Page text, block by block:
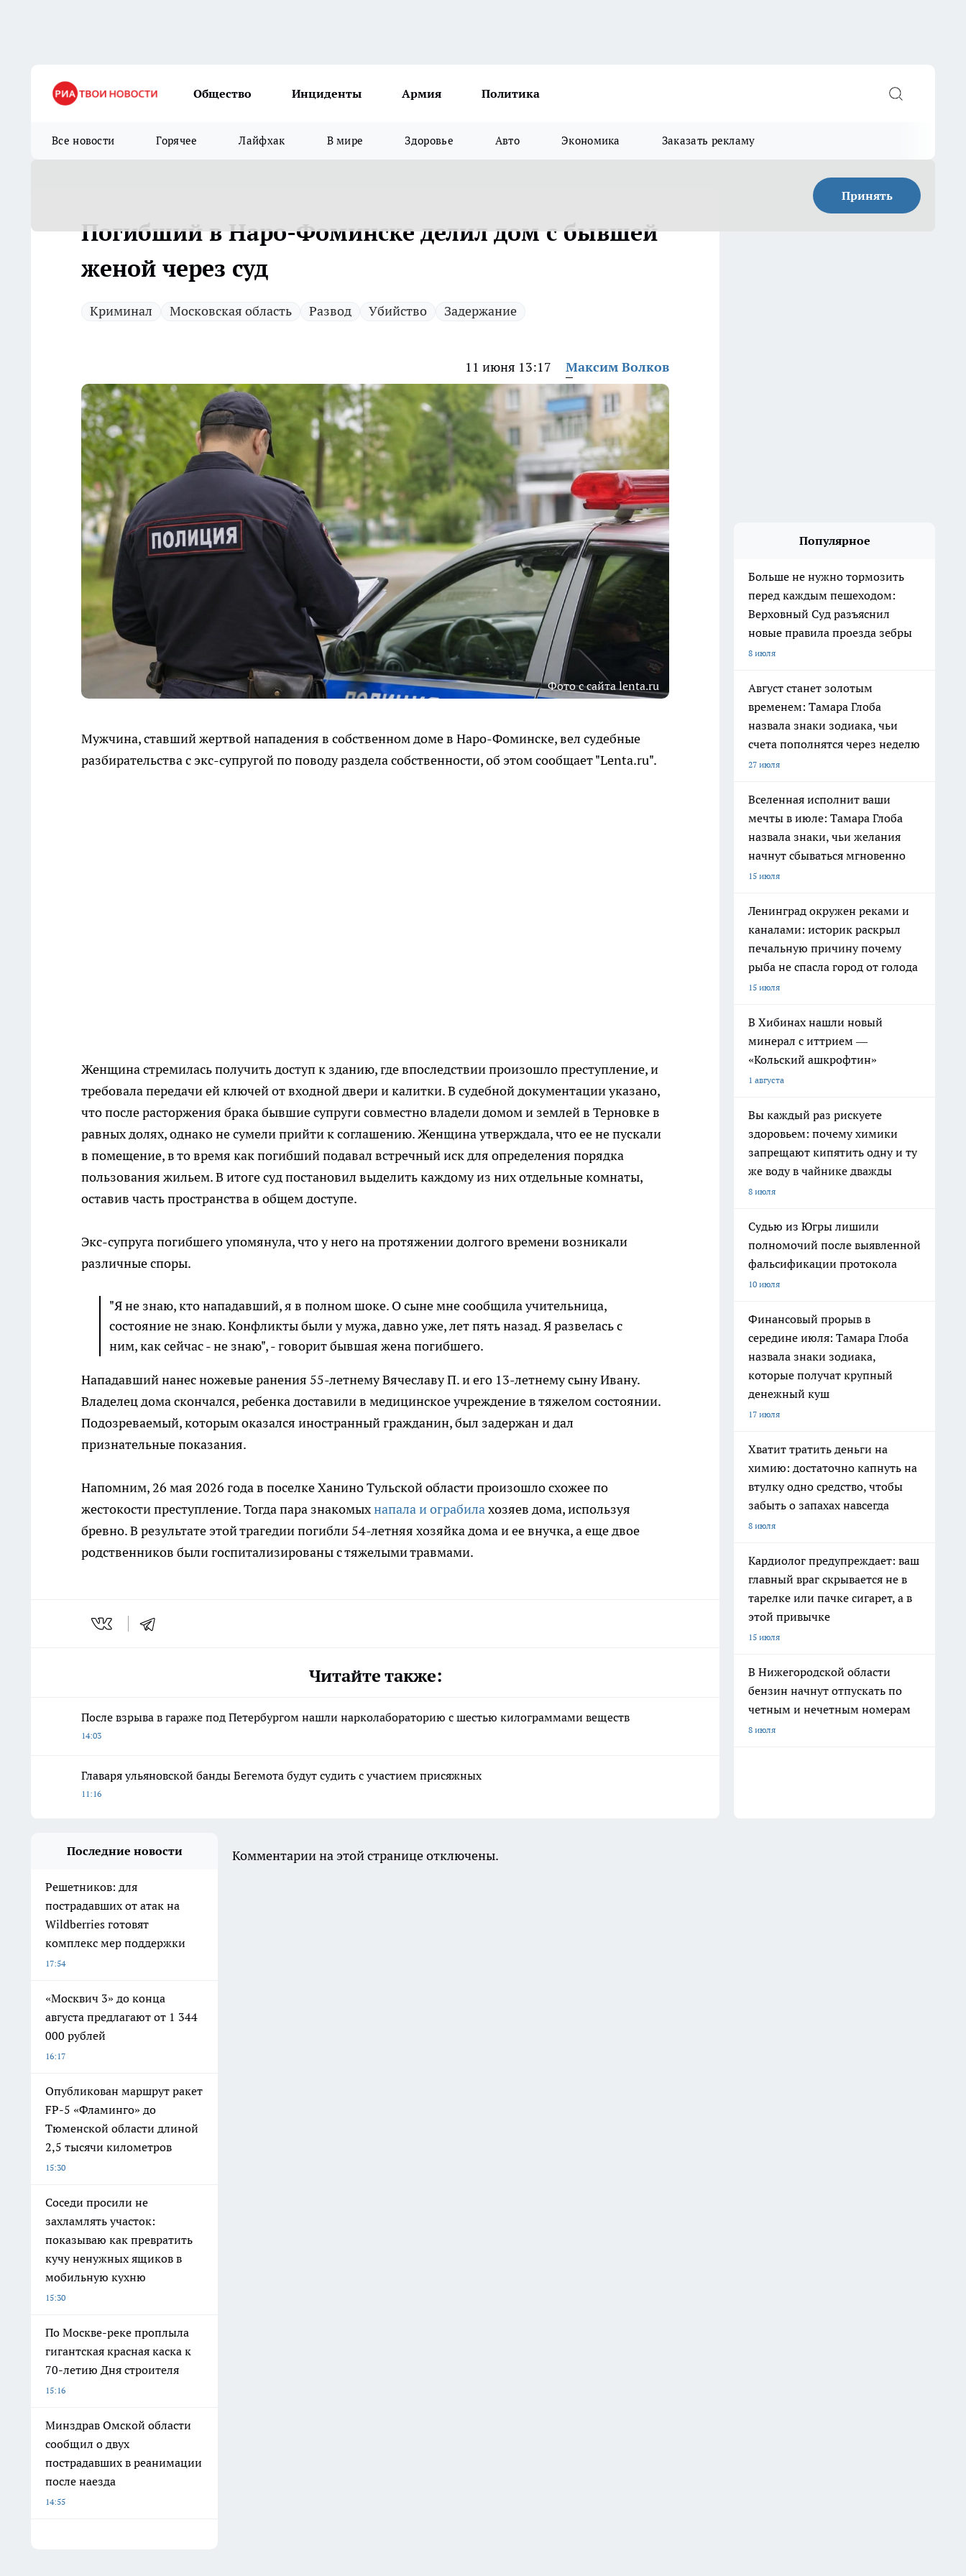
Общество Инциденты Армия Политика
Все новости Горячее Лайфхак В мире Здоровье Авто Экономика Заказать рекламу
Принять
Погибший в Наро-Фоминске делил дом с бывшей
женой через суд
Криминал Московская область Развод Убийство Задержание
11 июня 13:17 Максим Волков
Фото с сайта lenta.ru
Мужчина, ставший жертвой нападения в собственном доме в Наро-Фоминске, вел судебные
разбирательства с экс-супругой по поводу раздела собственности, об этом сообщает "Lenta.ru".
Женщина стремилась получить доступ к зданию, где впоследствии произошло преступление, и
требовала передачи ей ключей от входной двери и калитки. В судебной документации указано,
что после расторжения брака бывшие супруги совместно владели домом и землей в Терновке в
равных долях, однако не сумели прийти к соглашению. Женщина утверждала, что ее не пускали
в помещение, в то время как погибший подавал встречный иск для определения порядка
пользования жильем. В итоге суд постановил выделить каждому из них отдельные комнаты,
оставив часть пространства в общем доступе.
Экс-супруга погибшего упомянула, что у него на протяжении долгого времени возникали
различные споры.
"Я не знаю, кто нападавший, я в полном шоке. О сыне мне сообщила учительница,
состояние не знаю. Конфликты были у мужа, давно уже, лет пять назад. Я развелась с
ним, как сейчас - не знаю", - говорит бывшая жена погибшего.
Нападавший нанес ножевые ранения 55-летнему Вячеславу П. и его 13-летнему сыну Ивану.
Владелец дома скончался, ребенка доставили в медицинское учреждение в тяжелом состоянии.
Подозреваемый, которым оказался иностранный гражданин, был задержан и дал
признательные показания.
Напомним, 26 мая 2026 года в поселке Ханино Тульской области произошло схожее по
жестокости преступление. Тогда пара знакомыхнапала и ограбилахозяев дома, используя
бревно. В результате этой трагедии погибли 54-летняя хозяйка дома и ее внучка, а еще двое
родственников были госпитализированы с тяжелыми травмами.
Читайте также:
После взрыва в гараже под Петербургом нашли нарколабораторию с шестью килограммами веществ
14:03
Главаря ульяновской банды Бегемота будут судить с участием присяжных
11:16
Популярное
Больше не нужно тормозить
перед каждым пешеходом:
Верховный Суд разъяснил
новые правила проезда зебры
8 июля
Август станет золотым
временем: Тамара Глоба
назвала знаки зодиака, чьи
счета пополнятся через неделю
27 июля
Вселенная исполнит ваши
мечты в июле: Тамара Глоба
назвала знаки, чьи желания
начнут сбываться мгновенно
15 июля
Ленинград окружен реками и
каналами: историк раскрыл
печальную причину почему
рыба не спасла город от голода
15 июля
В Хибинах нашли новый
минерал с иттрием —
«Кольский ашкрофтин»
1 августа
Вы каждый раз рискуете
здоровьем: почему химики
запрещают кипятить одну и ту
же воду в чайнике дважды
8 июля
Судью из Югры лишили
полномочий после выявленной
фальсификации протокола
10 июля
Финансовый прорыв в
середине июля: Тамара Глоба
назвала знаки зодиака,
которые получат крупный
денежный куш
17 июля
Хватит тратить деньги на
химию: достаточно капнуть на
втулку одно средство, чтобы
забыть о запахах навсегда
8 июля
Кардиолог предупреждает: ваш
главный враг скрывается не в
тарелке или пачке сигарет, а в
этой привычке
15 июля
В Нижегородской области
бензин начнут отпускать по
четным и нечетным номерам
8 июля
Последние новости
Решетников: для
пострадавших от атак на
Wildberries готовят
комплекс мер поддержки
17:54
«Москвич 3» до конца
августа предлагают от 1 344
000 рублей
16:17
Опубликован маршрут ракет
FP-5 «Фламинго» до
Тюменской области длиной
2,5 тысячи километров
15:30
Соседи просили не
захламлять участок:
показываю как превратить
кучу ненужных ящиков в
мобильную кухню
15:30
По Москве-реке проплыла
гигантская красная каска к
70-летию Дня строителя
15:16
Минздрав Омской области
сообщил о двух
пострадавших в реанимации
после наезда
14:55
Комментарии на этой странице отключены.